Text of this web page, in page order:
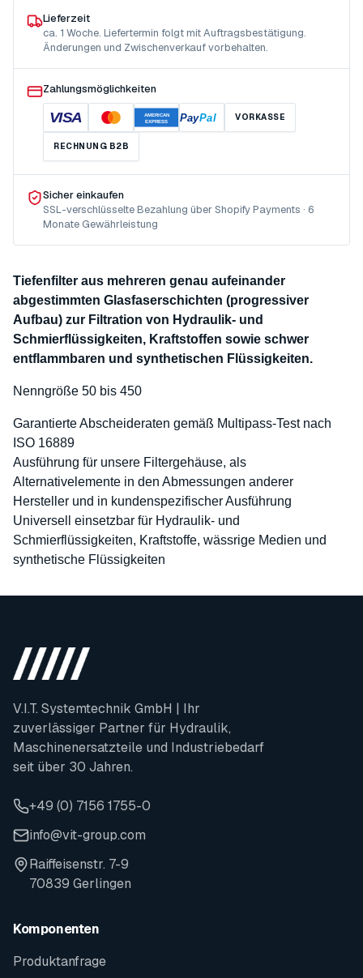
Lieferzeit
ca. 1 Woche. Liefertermin folgt mit Auftragsbestätigung.
Änderungen und Zwischenverkauf vorbehalten.
Zahlungsmöglichkeiten
VISA
AMERICAN
EXPRESS
PayPal VORKASSE
RECHNUNG B2B
Sicher einkaufen
SSL-verschlüsselte Bezahlung über Shopify Payments · 6
Monate Gewährleistung
Tiefenfilter aus mehreren genau aufeinander
abgestimmten Glasfaserschichten (progressiver
Aufbau) zur Filtration von Hydraulik- und
Schmierflüssigkeiten, Kraftstoffen sowie schwer
entflammbaren und synthetischen Flüssigkeiten.
Nenngröße 50 bis 450
Garantierte Abscheideraten gemäß Multipass-Test nach
ISO 16889
Ausführung für unsere Filtergehäuse, als
Alternativelemente in den Abmessungen anderer
Hersteller und in kundenspezifischer Ausführung
Universell einsetzbar für Hydraulik- und
Schmierflüssigkeiten, Kraftstoffe, wässrige Medien und
synthetische Flüssigkeiten
V.I.T. Systemtechnik GmbH | Ihr
zuverlässiger Partner für Hydraulik,
Maschinenersatzteile und Industriebedarf
seit über 30 Jahren.
+49 (0) 7156 1755-0
info@vit-group.com
Raiffeisenstr. 7-9
70839 Gerlingen
Komponenten
Produktanfrage